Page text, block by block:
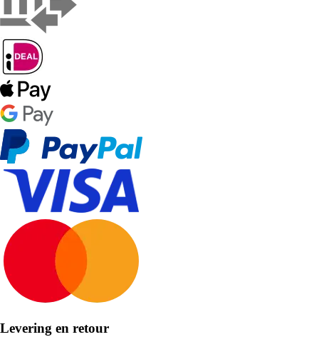
Levering en retour